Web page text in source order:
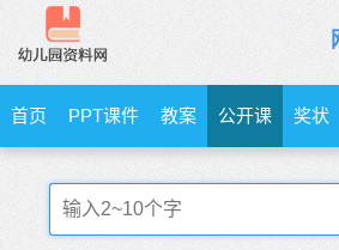
首页 PPT课件 教案 公开课 奖状